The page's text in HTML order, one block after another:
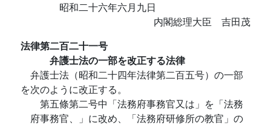
昭和二十六年六月九日
内閣総理大臣 吉田茂
法律第二百二十一号
弁護士法の一部を改正する法律
弁護士法（昭和二十四年法律第二百五号）の一部
を次のように改正する。
第五條第二号中「法務府事務官又は」を「法務
府事務官、」に改め、「法務府研修所の教官」の